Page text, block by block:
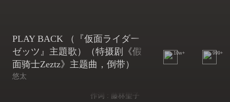
PLAY BACK （『仮面ライダー
ゼッツ』主題歌）（特摄剧《假
面骑士Zeztz》主题曲，倒带）
悠太
10w+ 999+
作词 : 藤林聖子